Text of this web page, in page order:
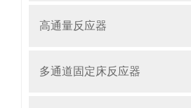
高通量反应器
多通道固定床反应器